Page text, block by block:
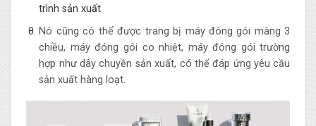
trình sản xuất
Nó cũng có thể được trang bị máy đóng gói màng 3
chiều, máy đóng gói co nhiệt, máy đóng gói trường
hợp như dây chuyền sản xuất, có thể đáp ứng yêu cầu
sản xuất hàng loạt.